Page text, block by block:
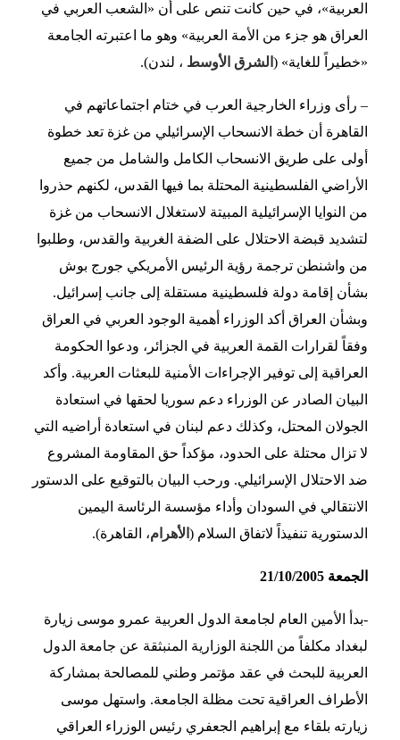
العربية»، في حين كانت تنص على أن «الشعب العربي في
العراق هو جزء من الأمة العربية» وهو ما اعتبرته الجامعة
«خطيراً للغاية» ( الشرق الأوسط ، لندن).
– رأى وزراء الخارجية العرب في ختام اجتماعاتهم في
القاهرة أن خطة الانسحاب الإسرائيلي من غزة تعد خطوة
أولى على طريق الانسحاب الكامل والشامل من جميع
الأراضي الفلسطينية المحتلة بما فيها القدس، لكنهم حذروا
من النوايا الإسرائيلية المبيتة لاستغلال الانسحاب من غزة
لتشديد قبضة الاحتلال على الضفة الغربية والقدس، وطلبوا
من واشنطن ترجمة رؤية الرئيس الأمريكي جورج بوش
بشأن إقامة دولة فلسطينية مستقلة إلى جانب إسرائيل.
وبشأن العراق أكد الوزراء أهمية الوجود العربي في العراق
وفقاً لقرارات القمة العربية في الجزائر، ودعوا الحكومة
العراقية إلى توفير الإجراءات الأمنية للبعثات العربية. وأكد
البيان الصادر عن الوزراء دعم سوريا لحقها في استعادة
الجولان المحتل، وكذلك دعم لبنان في استعادة أراضيه التي
لا تزال محتلة على الحدود، مؤكداً حق المقاومة المشروع
ضد الاحتلال الإسرائيلي. ورحب البيان بالتوقيع على الدستور
الانتقالي في السودان وأداء مؤسسة الرئاسة اليمين
الدستورية تنفيذاً لاتفاق السلام ( الأهرام، القاهرة).
الجمعة 21/10/2005
-بدأ الأمين العام لجامعة الدول العربية عمرو موسى زيارة
لبغداد مكلفاً من اللجنة الوزارية المنبثقة عن جامعة الدول
العربية للبحث في عقد مؤتمر وطني للمصالحة بمشاركة
الأطراف العراقية تحت مظلة الجامعة. واستهل موسى
زيارته بلقاء مع إبراهيم الجعفري رئيس الوزراء العراقي